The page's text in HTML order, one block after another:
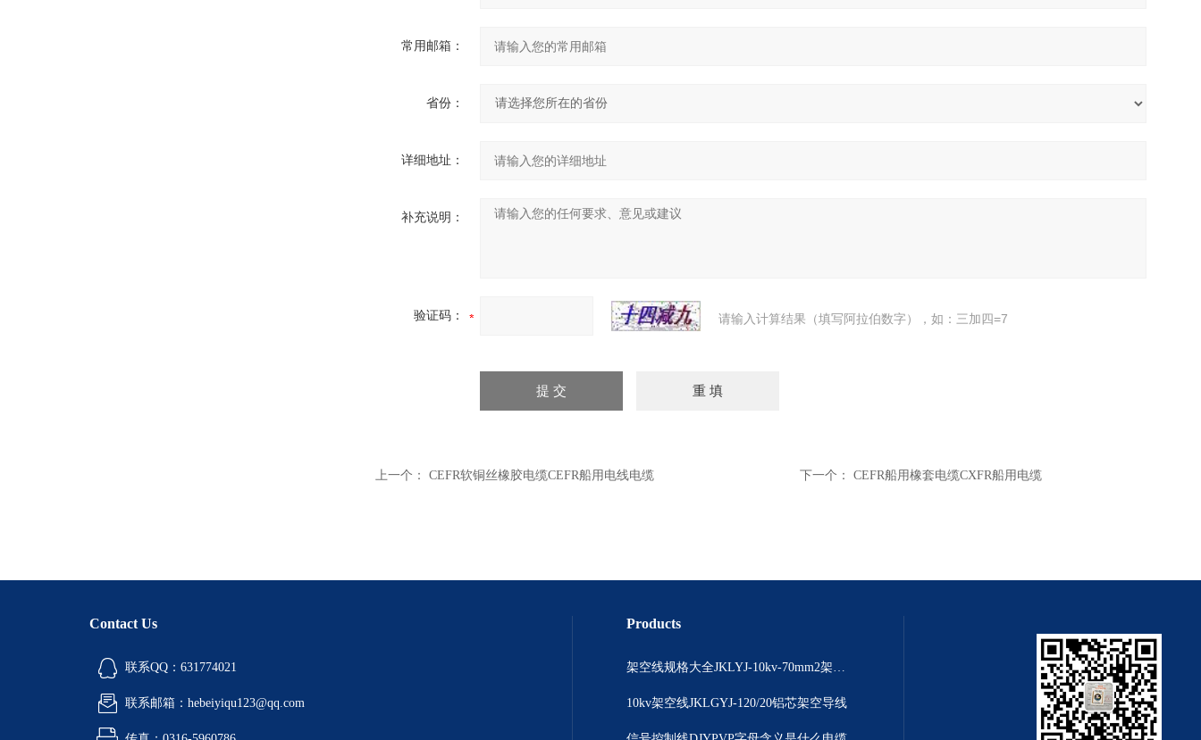
常用邮箱：
省份：
详细地址：
补充说明：
验证码： 请输入计算结果（填写阿拉伯数字），如：三加四=7
上一个： CEFR软铜丝橡胶电缆CEFR船用电线电缆 下一个： CEFR船用橡套电缆CXFR船用电缆
Contact Us
联系QQ：631774021
联系邮箱：hebeiyiqu123@qq.com
Products
架空线规格大全JKLYJ-10kv-70mm2架空铝芯导线
10kv架空线JKLGYJ-120/20铝芯架空导线